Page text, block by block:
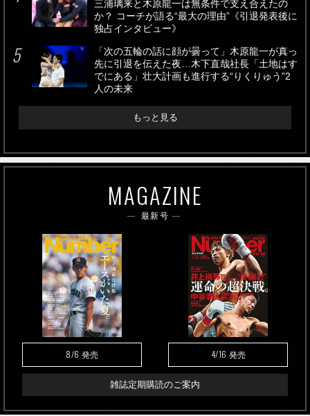
三浦璃来と木原龍一は無条件で支え合えたの
か？ コーチが語る“最大の理由”《引退発表後に
独占インタビュー》
「次の五輪の話に顔が曇って」木原龍一が真っ
先に引退を伝えた夜…木下直哉社長「土地はす
でにある」壮大計画も進行する“りくりゅう”2
人の未来
もっと見る
MAGAZINE
最新号
8/6 発売 4/16 発売
雑誌定期購読のご案内